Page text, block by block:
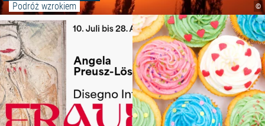
©
Podróż wzrokiem
Czytaj więcej: "WYPOSAŻENIE